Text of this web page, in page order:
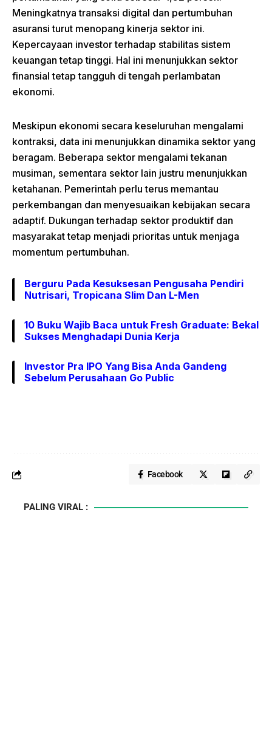
Meningkatnya transaksi digital dan pertumbuhan
asuransi turut menopang kinerja sektor ini.
Kepercayaan investor terhadap stabilitas sistem
keuangan tetap tinggi. Hal ini menunjukkan sektor
finansial tetap tangguh di tengah perlambatan
ekonomi.
Meskipun ekonomi secara keseluruhan mengalami
kontraksi, data ini menunjukkan dinamika sektor yang
beragam. Beberapa sektor mengalami tekanan
musiman, sementara sektor lain justru menunjukkan
ketahanan. Pemerintah perlu terus memantau
perkembangan dan menyesuaikan kebijakan secara
adaptif. Dukungan terhadap sektor produktif dan
masyarakat tetap menjadi prioritas untuk menjaga
momentum pertumbuhan.
Berguru Pada Kesuksesan Pengusaha Pendiri
Nutrisari, Tropicana Slim Dan L-Men
10 Buku Wajib Baca untuk Fresh Graduate: Bekal
Sukses Menghadapi Dunia Kerja
Investor Pra IPO Yang Bisa Anda Gandeng
Sebelum Perusahaan Go Public
Facebook
PALING VIRAL :